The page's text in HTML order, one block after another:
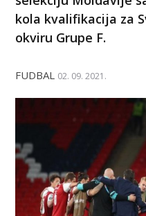
kola kvalifikacija za
okviru Grupe F.
FUDBAL 02. 09. 2021.